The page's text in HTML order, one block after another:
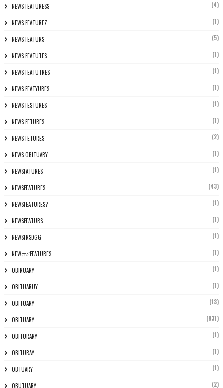
NEWS FEATURESS (4)
NEWS FEATUREZ (1)
NEWS FEATURS (5)
NEWS FEATUTES (1)
NEWS FEATUTRES (1)
NEWS FEATYURES (1)
NEWS FESTURES (1)
NEWS FETURES (1)
NEWS FETURES (2)
NEWS OBITUARY (1)
NEWSFATURES (1)
NEWSFEATURES (43)
NEWSFEATURES? (1)
NEWSFEATURS (1)
NEWSFRSDGG (1)
NEWസ് FEATURES (1)
OBIRUARY (1)
OBITUARUY (1)
OBITUARY (13)
OBITUARY (831)
OBITURARY (1)
OBITURAY (1)
OBTUARY (1)
OBUTUARY (2)